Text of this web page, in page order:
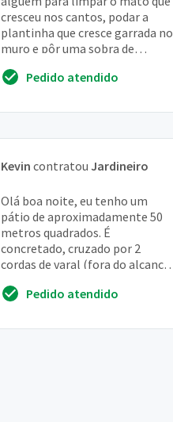
cresceu nos cantos, podar a
plantinha que cresce garrada no
muro e pôr uma sobra de
caçamba do leva e...
Pedido atendido
Kevin contratou Jardineiro
Olá boa noite, eu tenho um
pátio de aproximadamente 50
metros quadrados. É
concretado, cruzado por 2
cordas de varal (fora do alcance
grande (um abacateir...
Pedido atendido